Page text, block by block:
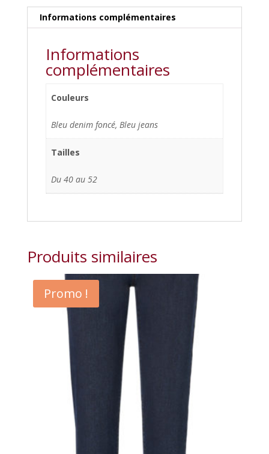
Informations complémentaires
Informations
complémentaires
Couleurs
Bleu denim foncé, Bleu jeans
Tailles
Du 40 au 52
Produits similaires
Promo !